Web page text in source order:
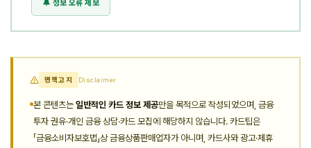
🔔 정보 오류 제보
면책고지 Disclaimer
본 콘텐츠는 일반적인 카드 정보 제공만을 목적으로 작성되었으며, 금융
투자 권유·개인 금융 상담·카드 모집에 해당하지 않습니다. 카드팁은
「금융소비자보호법」상 금융상품판매업자가 아니며, 카드사와 광고·제휴